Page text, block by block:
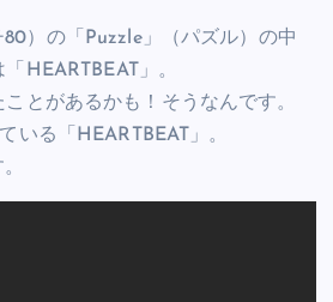
80）の「Puzzle」（パズル）の中
HEARTBEAT」。
とがあるかも！そうなんです。
いる「HEARTBEAT」。